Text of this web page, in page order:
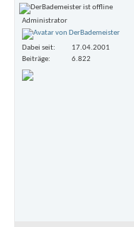
Administrator
Dabei seit
17.04.2001
Beiträge
6.822